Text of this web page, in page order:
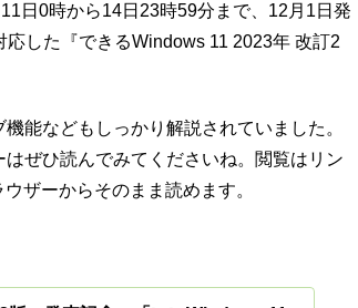
日0時から14日23時59分まで、12月1日発
した『できるWindows 11 2023年 改訂2
能などもしっかり解説されていました。
ぜひ読んでみてくださいね。閲覧はリン
ザーからそのまま読めます。